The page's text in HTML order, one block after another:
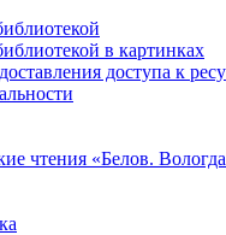
в картинках
доступа к
чтения «Белов.